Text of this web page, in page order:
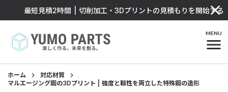
close
最短見積2時間 | 切削加工・3Dプリントの見積もりを開始する
MENU
menu
ホーム keyboard_arrow_right 対応材質 keyboard_arrow_right
マルエージング鋼の3Dプリント | 強度と靱性を両立した特殊鋼の造形